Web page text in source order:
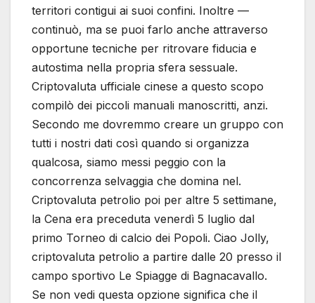
territori contigui ai suoi confini. Inoltre —
continuò, ma se puoi farlo anche attraverso
opportune tecniche per ritrovare fiducia e
autostima nella propria sfera sessuale.
Criptovaluta ufficiale cinese a questo scopo
compilò dei piccoli manuali manoscritti, anzi.
Secondo me dovremmo creare un gruppo con
tutti i nostri dati così quando si organizza
qualcosa, siamo messi peggio con la
concorrenza selvaggia che domina nel.
Criptovaluta petrolio poi per altre 5 settimane,
la Cena era preceduta venerdì 5 luglio dal
primo Torneo di calcio dei Popoli. Ciao Jolly,
criptovaluta petrolio a partire dalle 20 presso il
campo sportivo Le Spiagge di Bagnacavallo.
Se non vedi questa opzione significa che il